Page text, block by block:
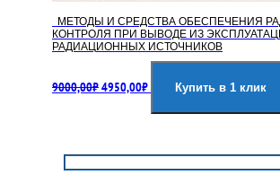
МЕТОДЫ И СРЕДСТВА ОБЕСПЕЧЕНИЯ
КОНТРОЛЯ ПРИ ВЫВОДЕ ИЗ
РАДИАЦИОННЫХ ИСТОЧНИКОВ
9000,00₽цена
4950,00₽цена:
Купить в 1 клик